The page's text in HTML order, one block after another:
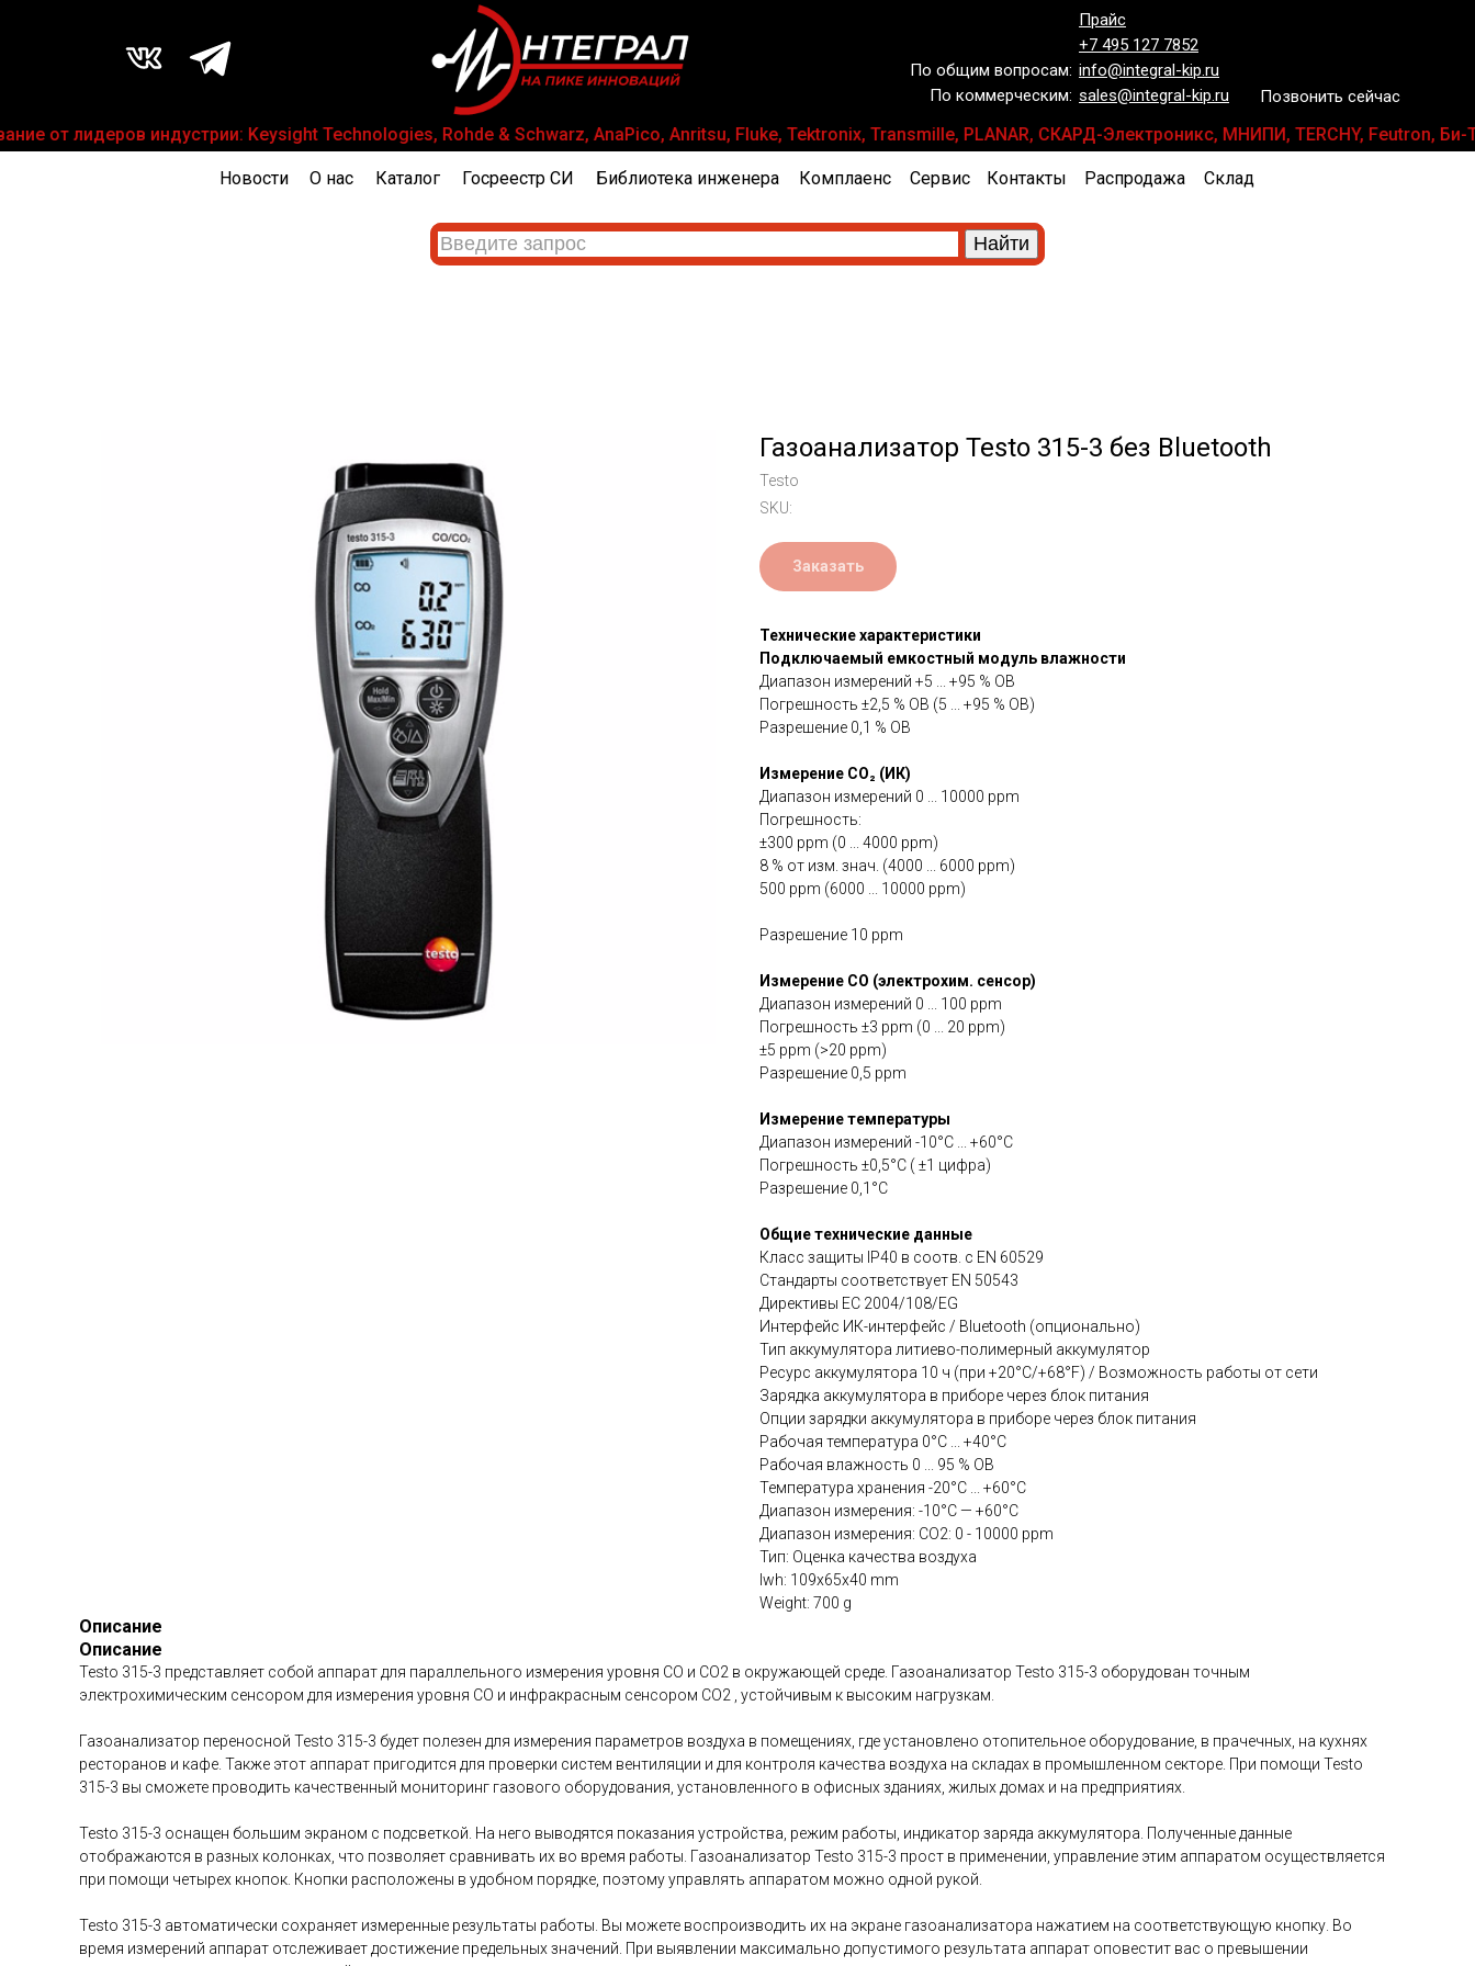
Прайс
+7 495 127 7852
info@integral-kip.ru
sales@integral-kip.ru
По общим вопросам:
По коммерческим:
Позвонить сейчас
от лидеров индустрии: Keysight Technologies, Rohde & Schwarz, AnaPico, Anritsu, Fluke, Tektronix, Transmille, PLANAR, СКАРД-Электроникс, МНИПИ, TERCHY, Feutron, Би-
Каталог
О нас Контакты
Госреестр СИ Библиотека инженера Комплаенс
Новости Сервис Распродажа Склад
Газоанализатор Testo 315-3 без Bluetooth
Testo
SKU:
Заказать
Технические характеристики
Подключаемый емкостный модуль влажности
Диапазон измерений +5 ... +95 % ОВ
Погрешность ±2,5 % ОВ (5 ... +95 % ОВ)
Разрешение 0,1 % ОВ
Измерение СО₂ (ИК)
Диапазон измерений 0 ... 10000 ppm
Погрешность:
±300 ppm (0 ... 4000 ppm)
8 % от изм. знач. (4000 ... 6000 ppm)
500 ppm (6000 ... 10000 ppm)
Разрешение 10 ppm
Измерение СО (электрохим. сенсор)
Диапазон измерений 0 ... 100 ppm
Погрешность ±3 ppm (0 ... 20 ppm)
±5 ppm (>20 ppm)
Разрешение 0,5 ppm
Измерение температуры
Диапазон измерений -10°C ... +60°C
Погрешность ±0,5°C ( ±1 цифра)
Разрешение 0,1°C
Общие технические данные
Класс защиты IP40 в соотв. с EN 60529
Стандарты cоответствует EN 50543
Директивы ЕС 2004/108/EG
Интерфейс ИК-интерфейс / Bluetooth (опционально)
Тип аккумулятора литиево-полимерный аккумулятор
Ресурс аккумулятора 10 ч (при +20°C/+68°F) / Возможность работы от cети
Зарядка аккумулятора в приборе через блок питания
Опции зарядки аккумулятора в приборе через блок питания
Рабочая температура 0°C ... +40°C
Рабочая влажность 0 ... 95 % ОВ
Температура хранения -20°C ... +60°C
Диапазон измерения: -10°C — +60°C
Диапазон измерения: СО2: 0 - 10000 ppm
Тип: Оценка качества воздуха
lwh: 109x65x40 mm
Weight: 700 g
Описание
Описание
Testo 315-3 представляет собой аппарат для параллельного измерения уровня CO и CO2 в окружающей среде. Газоанализатор Testo 315-3 оборудован точным
электрохимическим сенсором для измерения уровня CO и инфракрасным сенсором CO2 , устойчивым к высоким нагрузкам.
Газоанализатор переносной Testo 315-3 будет полезен для измерения параметров воздуха в помещениях, где установлено отопительное оборудование, в прачечных, на кухнях
ресторанов и кафе. Также этот аппарат пригодится для проверки систем вентиляции и для контроля качества воздуха на складах в промышленном секторе. При помощи Testo
315-3 вы сможете проводить качественный мониторинг газового оборудования, установленного в офисных зданиях, жилых домах и на предприятиях.
Testo 315-3 оснащен большим экраном с подсветкой. На него выводятся показания устройства, режим работы, индикатор заряда аккумулятора. Полученные данные
отображаются в разных колонках, что позволяет сравнивать их во время работы. Газоанализатор Testo 315-3 прост в применении, управление этим аппаратом осуществляется
при помощи четырех кнопок. Кнопки расположены в удобном порядке, поэтому управлять аппаратом можно одной рукой.
Testo 315-3 автоматически сохраняет измеренные результаты работы. Вы можете воспроизводить их на экране газоанализатора нажатием на соответствующую кнопку. Во
время измерений аппарат отслеживает достижение предельных значений. При выявлении максимально допустимого результата аппарат оповестит вас о превышении